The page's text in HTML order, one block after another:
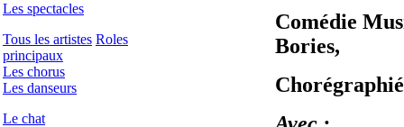
Les spectacles
Tous les artistes Roles
principaux
Les chorus
Les danseurs
Le chat
Comédie
Bories,